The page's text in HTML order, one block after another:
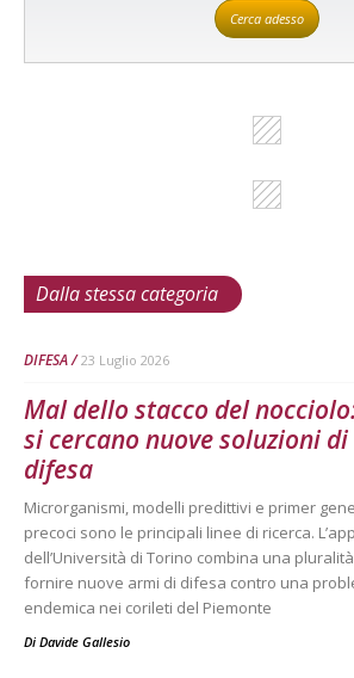
Cerca adesso
Dalla stessa categoria
DIFESA 23 Luglio 2026
Mal dello stacco del
si cercano nuove soluzioni di
difesa
Microrganismi, modelli predittivi e primer
precoci sono le principali linee di ricerca.
dell’Università di Torino combina una
fornire nuove armi di difesa contro una
endemica nei corileti del Piemonte
Di Davide Gallesio